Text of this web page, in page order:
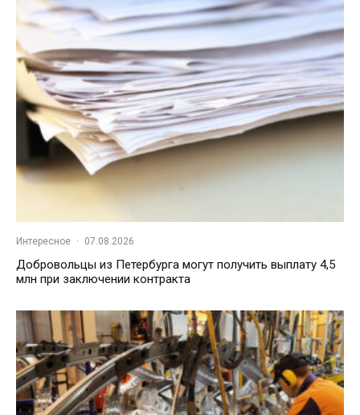
Интересное · 07.08.2026
Добровольцы из Петербурга могут получить выплату 4,5
млн при заключении контракта